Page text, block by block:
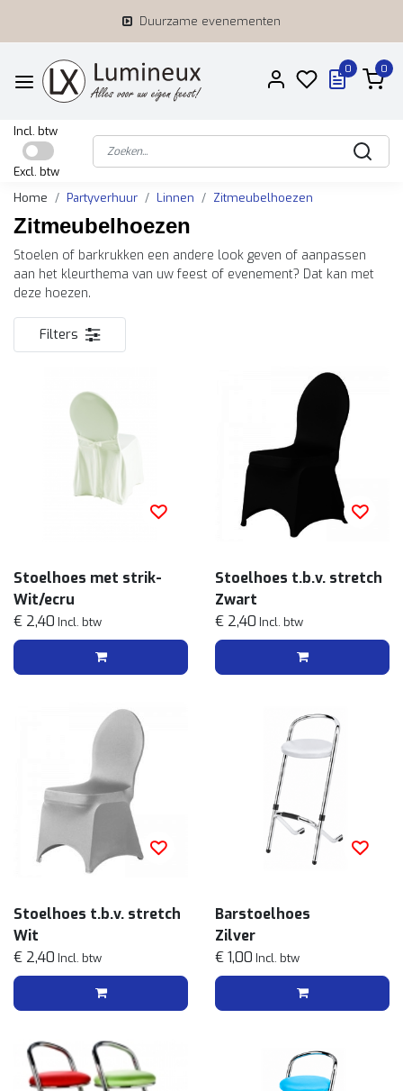
Duurzame evenementen
0 0
Incl. btw
Excl. btw
Home
Partyverhuur Linnen Zitmeubelhoezen
Zitmeubelhoezen
Stoelen of barkrukken een andere look geven of aanpassen
aan het kleurthema van uw feest of evenement? Dat kan met
deze hoezen.
Filters
Stoelhoes met strik-
Wit/ecru
€ 2,40 Incl. btw
Stoelhoes t.b.v. stretch
Zwart
€ 2,40 Incl. btw
Stoelhoes t.b.v. stretch
Wit
€ 2,40 Incl. btw
Barstoelhoes
Zilver
€ 1,00 Incl. btw